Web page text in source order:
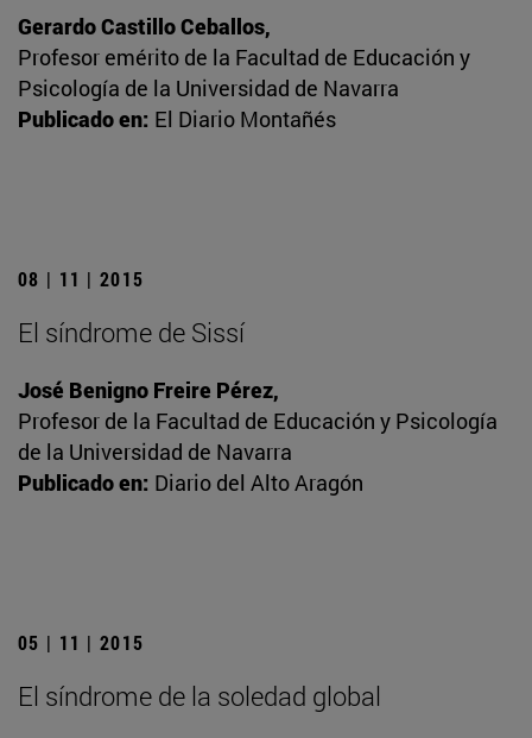
Gerardo Castillo Ceballos,
Profesor emérito de la Facultad de Educación y
Psicología de la Universidad de Navarra
Publicado en: El Diario Montañés
08 | 11 | 2015
El síndrome de Sissí
José Benigno Freire Pérez,
Profesor de la Facultad de Educación y Psicología
de la Universidad de Navarra
Publicado en: Diario del Alto Aragón
05 | 11 | 2015
El síndrome de la soledad global